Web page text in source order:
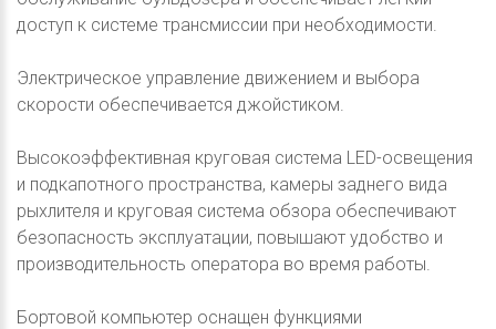
доступ к системе трансмиссии при необходимости.
Электрическое управление движением и выбора
скорости обеспечивается джойстиком.
Высокоэффективная круговая система LED-освещения
и подкапотного пространства, камеры заднего вида
рыхлителя и круговая система обзора обеспечивают
безопасность эксплуатации, повышают удобство и
производительность оператора во время работы.
Бортовой компьютер оснащен функциями